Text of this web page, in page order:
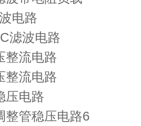
电路
滤波电路
整流电路
整流电路
压电路
整管稳压电路6